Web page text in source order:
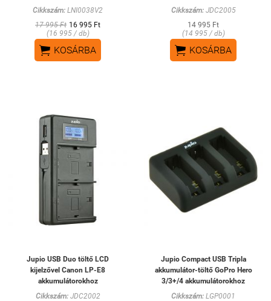
Cikkszám: LNI0038V2
17 995 Ft 16 995 Ft
(16 995 / db)
 KOSÁRBA
Cikkszám:JDC2005
14 995 Ft
(14 995 / db)
 KOSÁRBA
Jupio USB Duo töltő LCD
kijelzővel Canon LP-E8
akkumulátorokhoz
Cikkszám:JDC2002
Jupio Compact USB Tripla
akkumulátor-töltő GoPro Hero
3/3+/4 akkumulátorokhoz
Cikkszám: LGP0001